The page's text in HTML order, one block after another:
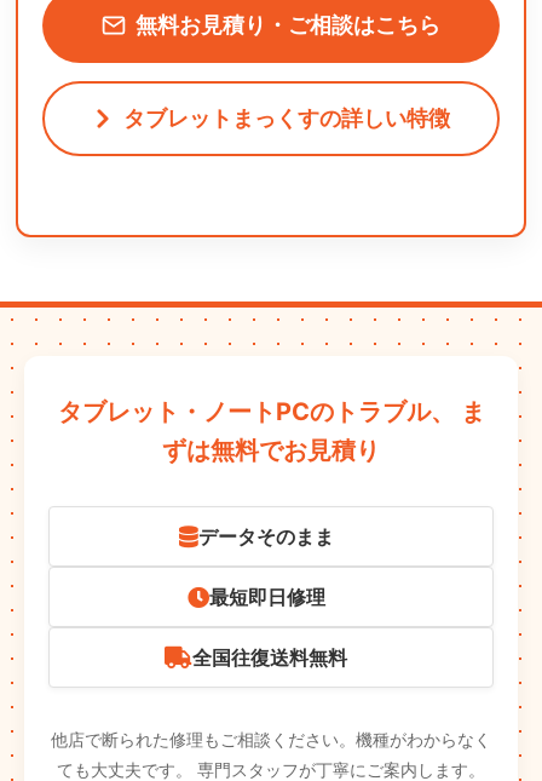
無料お見積り・ご相談はこちら
タブレットまっくすの詳しい特徴
タブレット・ノートPCのトラブル、
ま
ずは無料でお見積り
データそのまま
最短即日修理
全国往復送料無料
他店で断られた修理もご相談ください。機種がわからなく
ても大丈夫です。
専門スタッフが丁寧にご案内します。